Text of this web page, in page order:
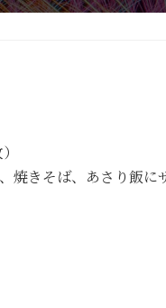
きそば、あさり飯